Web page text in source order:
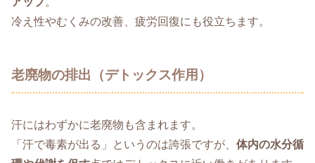
冷え性やむくみの改善、疲労回復にも役立ちます。
老廃物の排出（デトックス作用）
汗にはわずかに老廃物も含まれます。
「汗で毒素が出る」というのは誇張ですが、 体内の水分循